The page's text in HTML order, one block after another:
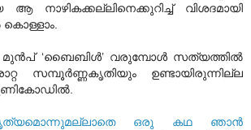
ആ നാഴികക്കല്ലിനെക്കുറിച്ച് വിശദമായി
മുന്‍പ് ‘ബൈബിള്‍’ വരുമ്പോള്‍ സത്യത്തില്‍
സമ്പൂര്‍ണ്ണകൃതിയും ഉണ്ടായിരുന്നില്ല
ഒരു കഥ ഞാന്‍